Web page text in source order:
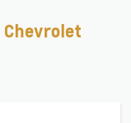
Chevrolet